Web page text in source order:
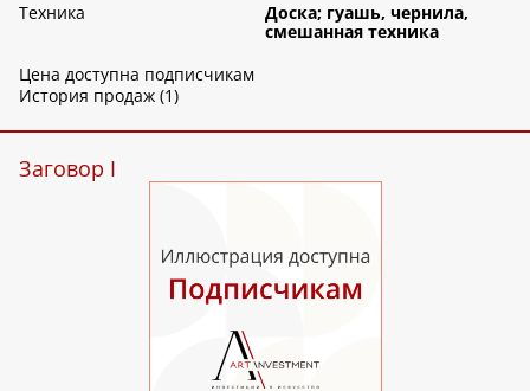
Техника
Доска; гуашь, чернила,
смешанная техника
Цена доступна подписчикам
История продаж (1)
Заговор I